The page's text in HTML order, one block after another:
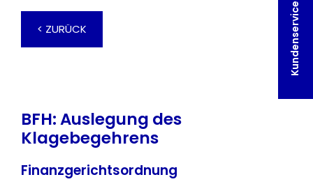
Kundenservice
< ZURÜCK
BFH: Auslegung des
Klagebegehrens
Finanzgerichtsordnung